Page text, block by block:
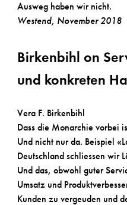
Ausweg haben wir nicht.
Westend, November 2018
Birkenbihl on
und konkreten
Vera F. Birkenbihl
Dass die Monarchie vorbei
Und nicht nur da. Beispiel
Deutschland schliessen wir
Und das, obwohl guter
Umsatz und
Kunden zu vergeuden und